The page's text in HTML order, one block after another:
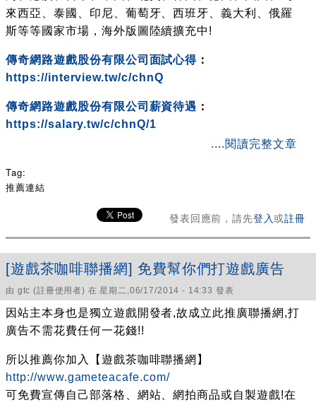
來西亞、泰國、印尼、葡萄牙、西班牙、義大利、俄羅
斯等等國家市場，海外版圖陸續擴充中!
傳奇網路遊戲股份有限公司面試心得 ：
https://interview.tw/c/chnQ
傳奇網路遊戲股份有限公司薪資待遇 ：
https://salary.tw/c/chnQ/1
....閱讀完整文章
about 【傳奇網路】面試心得、職缺、待遇整理
Tag:
推薦連結
發表回應前，請先登入或註冊
[遊戲茶咖啡聯播網] 免費幫你們打遊戲廣告
由 gtc (註冊使用者) 在 星期二,06/17/2014 - 14:33 發表
因站主本身也是獨立遊戲開發者,故成立此推廣聯播網,打
廣告不需花費任何一花錢!!
所以推薦你加入【遊戲茶咖啡聯播網】
http://www.gameteacafe.com/
可免費宣傳自己部落格、網站、網拍商品或自製遊戲!在